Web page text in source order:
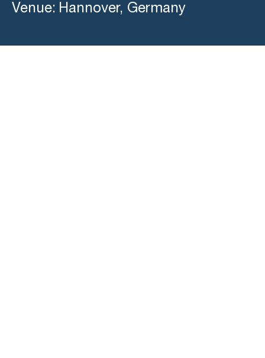
Venue: Hannover, Germany